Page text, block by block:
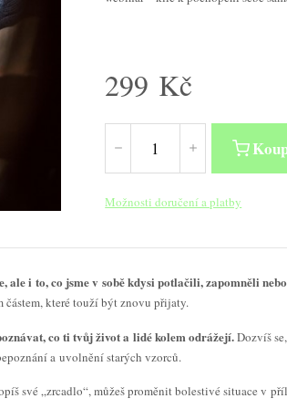
299 Kč
Možnosti doručení a platby
ale i to, co jsme v sobě kdysi potlačili, zapomněli
které touží být znovu přijaty.
co ti tvůj život a lidé kolem odrážejí.Dozvíš
a uvolnění starých vzorců.
své „zrcadlo“, můžeš proměnit bolestivé situace v